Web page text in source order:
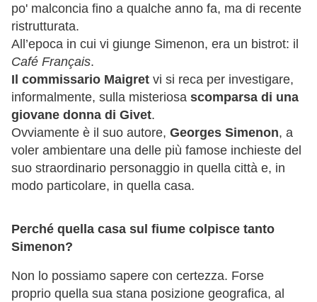
po' malconcia fino a qualche anno fa, ma di recente
ristrutturata.
All’epoca in cui vi giunge Simenon, era un bistrot: il
Café Français.
Il commissario Maigret vi si reca per investigare,
informalmente, sulla misteriosa scomparsa di una
giovane donna di Givet.
Ovviamente è il suo autore, Georges Simenon, a
voler ambientare una delle più famose inchieste del
suo straordinario personaggio in quella città e, in
modo particolare, in quella casa.
Perché quella casa sul fiume colpisce tanto
Simenon?
Non lo possiamo sapere con certezza. Forse
proprio quella sua stana posizione geografica, al